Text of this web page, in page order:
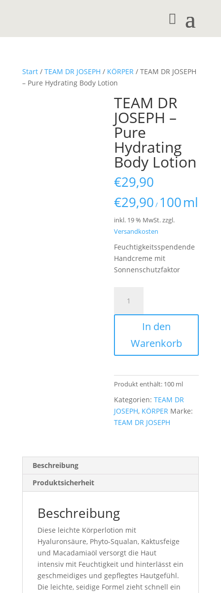
Start/ TEAM DR JOSEPH / KÖRPER/ TEAM DR JOSEPH
– Pure Hydrating Body Lotion
TEAM DR
JOSEPH –
Pure
Hydrating
Body Lotion
€29,90
€29,90 / 100ml
inkl. 19 % MwSt.zzgl.
Versandkosten
Feuchtigkeitsspendende
Handcreme mit
Sonnenschutzfaktor
JOSEPH
Hydrating
Menge
In den
Warenkorb
Produkt enthält: 100 ml
Kategorien:TEAM DR
JOSEPH, KÖRPER Marke:
TEAM DR JOSEPH
Beschreibung
Produktsicherheit
Beschreibung
Diese leichte Körperlotion mit
Hyaluronsäure, Phyto-Squalan, Kaktusfeige
und Macadamiaöl versorgt die Haut
intensiv mit Feuchtigkeit und hinterlässt ein
geschmeidiges und gepflegtes Hautgefühl.
Die leichte, seidige Formel zieht schnell ein